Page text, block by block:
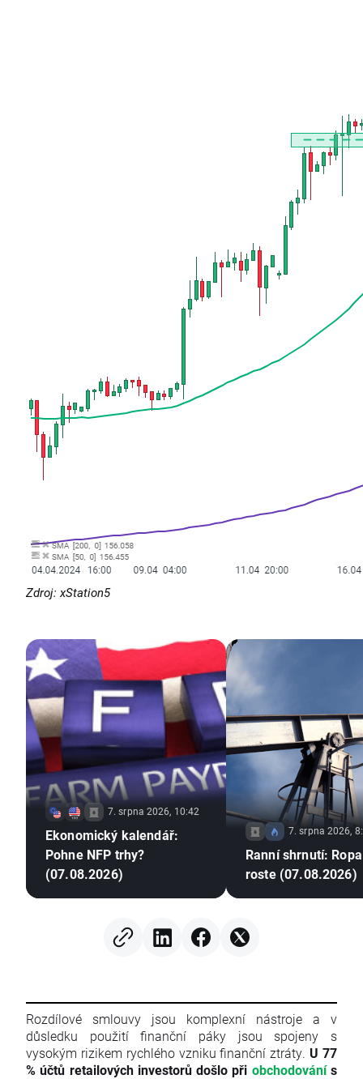
Zdroj: xStation5
7. srpna 2026, 10:42
Ekonomický kalendář:
Pohne NFP trhy?
(07.08.2026)
7. srpna 2026,
Ranní shrnutí:
roste (07.08.2026)
Rozdílové smlouvy jsou komplexní nástroje a v
důsledku použití finanční páky jsou spojeny s
vysokým rizikem rychlého vzniku finanční ztráty. U 77
% účtů retailových investorů došlo při obchodovánís